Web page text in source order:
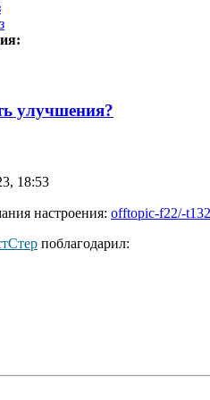
улучшения?
18:53
настроения: offtopic-f22/-
поблагодарил: